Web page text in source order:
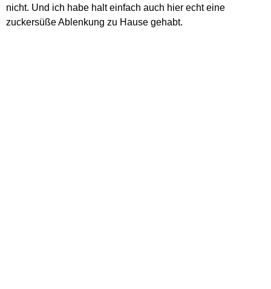
nicht. Und ich habe halt einfach auch hier echt eine
zuckersüße Ablenkung zu Hause gehabt.